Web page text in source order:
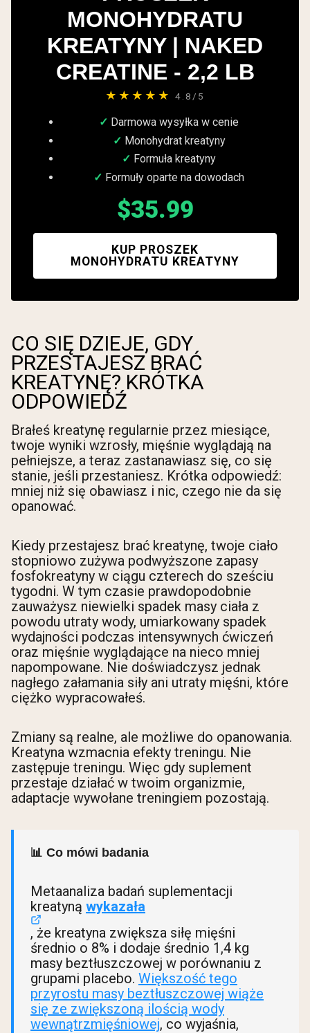
MONOHYDRATU
KREATYNY | NAKED
CREATINE - 2,2 LB
★★★★★ 4.8/5
Darmowa wysyłka w cenie
Monohydrat kreatyny
Formuła kreatyny
Formuły oparte na dowodach
$35.99
KUP PROSZEK
MONOHYDRATU KREATYNY
CO SIĘ DZIEJE, GDY
PRZESTAJESZ BRAĆ
KREATYNĘ? KRÓTKA
ODPOWIEDŹ
Brałeś kreatynę regularnie przez miesiące,
twoje wyniki wzrosły, mięśnie wyglądają na
pełniejsze, a teraz zastanawiasz się, co się
stanie, jeśli przestaniesz. Krótka odpowiedź:
mniej niż się obawiasz i nic, czego nie da się
opanować.
Kiedy przestajesz brać kreatynę, twoje ciało
stopniowo zużywa podwyższone zapasy
fosfokreatyny w ciągu czterech do sześciu
tygodni. W tym czasie prawdopodobnie
zauważysz niewielki spadek masy ciała z
powodu utraty wody, umiarkowany spadek
wydajności podczas intensywnych ćwiczeń
oraz mięśnie wyglądające na nieco mniej
napompowane. Nie doświadczysz jednak
nagłego załamania siły ani utraty mięśni, które
ciężko wypracowałeś.
Zmiany są realne, ale możliwe do opanowania.
Kreatyna wzmacnia efekty treningu. Nie
zastępuje treningu. Więc gdy suplement
przestaje działać w twoim organizmie,
adaptacje wywołane treningiem pozostają.
📊 Co mówi badania
Metaanaliza badań suplementacji
kreatyną wykazała
, że kreatyna zwiększa siłę mięśni
średnio o 8% i dodaje średnio 1,4 kg
masy beztłuszczowej w porównaniu z
grupami placebo. Większość tego
przyrostu masy beztłuszczowej wiąże
się ze zwiększoną ilością wody
wewnątrzmięśniowej, co wyjaśnia,